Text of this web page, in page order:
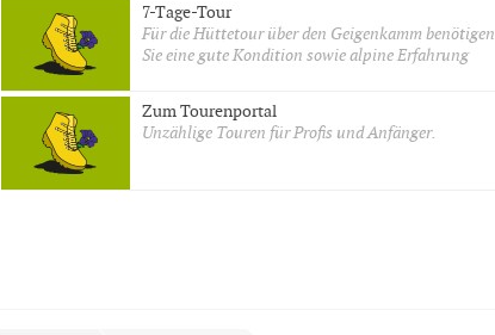
7-Tage-Tour
Für die Hüttetour über den Geigenkamm benötigen
Sie eine gute Kondition sowie alpine Erfahrung
Zum Tourenportal
Unzählige Touren für Profis und Anfänger.